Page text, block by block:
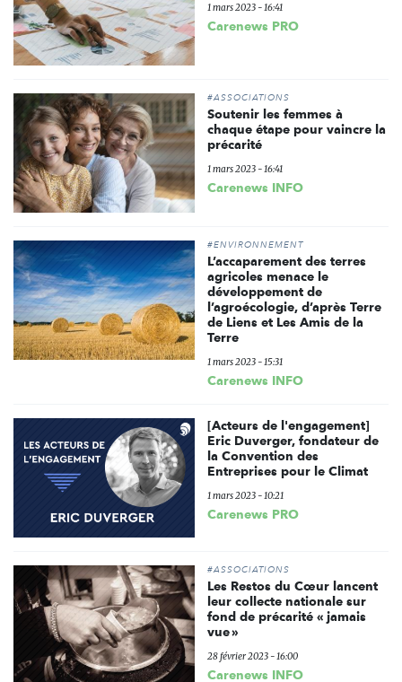
1 mars 2023 - 16:41
Carenews PRO
#ASSOCIATIONS
Soutenir les femmes à
chaque étape pour vaincre la
précarité
1 mars 2023 - 16:41
Carenews INFO
#ENVIRONNEMENT
L’accaparement des terres
agricoles menace le
développement de
l’agroécologie, d’après Terre
de Liens et Les Amis de la
Terre
1 mars 2023 - 15:31
Carenews INFO
[Acteurs de l'engagement]
Eric Duverger, fondateur de
la Convention des
Entreprises pour le Climat
1 mars 2023 - 10:21
Carenews PRO
#ASSOCIATIONS
Les Restos du Cœur lancent
leur collecte nationale sur
fond de précarité « jamais
vue »
28 février 2023 - 16:00
Carenews INFO